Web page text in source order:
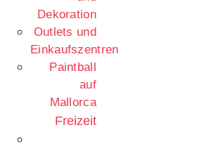
Dekoration
Outlets und
Einkaufszentren
Paintball
auf
Mallorca
Freizeit